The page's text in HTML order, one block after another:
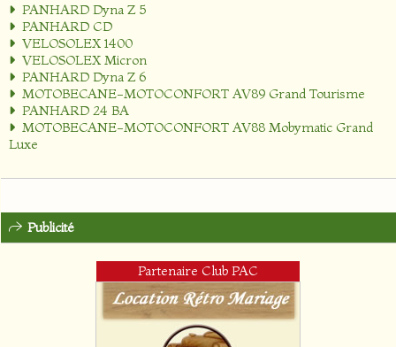
PANHARD Dyna Z 5
PANHARD CD
VELOSOLEX 1400
VELOSOLEX Micron
PANHARD Dyna Z 6
MOTOBECANE-MOTOCONFORT AV89 Grand Tourisme
PANHARD 24 BA
MOTOBECANE-MOTOCONFORT AV88 Mobymatic Grand
Luxe
Publicité
Partenaire Club PAC